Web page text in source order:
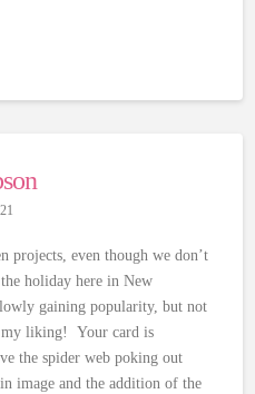
projects, even though we don’t
holiday here in New
gaining popularity, but not
my liking! Your card is
the spider web poking out
image and the addition of the